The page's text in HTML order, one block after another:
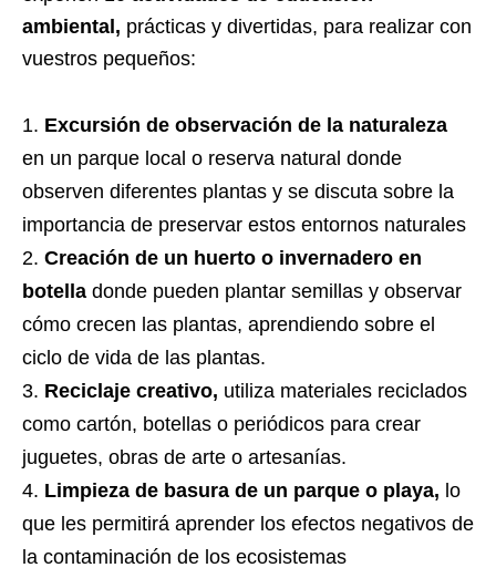
ambiental, prácticas y divertidas, para realizar con
vuestros pequeños:
Excursión de observación de la naturaleza
en un parque local o reserva natural donde
observen diferentes plantas y se discuta sobre la
importancia de preservar estos entornos naturales
Creación de un huerto o invernadero en
botella donde pueden plantar semillas y observar
cómo crecen las plantas, aprendiendo sobre el
ciclo de vida de las plantas.
Reciclaje creativo, utiliza materiales reciclados
como cartón, botellas o periódicos para crear
juguetes, obras de arte o artesanías.
Limpieza de basura de un parque o playa, lo
que les permitirá aprender los efectos negativos de
la contaminación de los ecosistemas